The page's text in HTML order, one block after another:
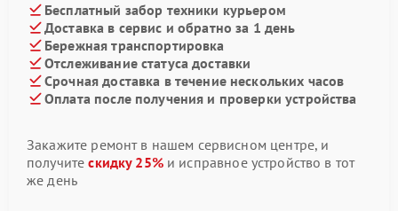
Бесплатный забор техники курьером
Доставка в сервис и обратно за 1 день
Бережная транспортировка
Отслеживание статуса доставки
Срочная доставка в течение нескольких часов
Оплата после получения и проверки устройства
Закажите ремонт в нашем сервисном центре, и
получитескидку 25%и исправное устройство в тот
же день